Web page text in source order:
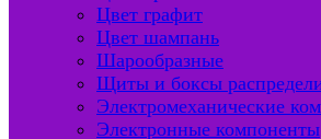
Цвет графит
Цвет шампань
Шарообразные
Щиты и боксы
Электромеханические
Электронные компоненты